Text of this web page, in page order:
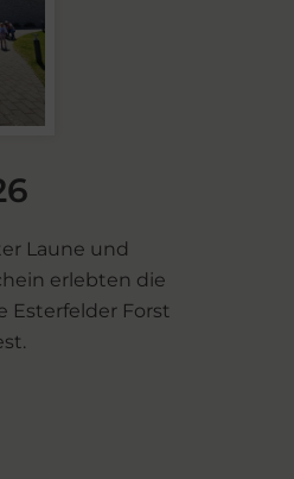
Laune und
erlebten die
Esterfelder Forst